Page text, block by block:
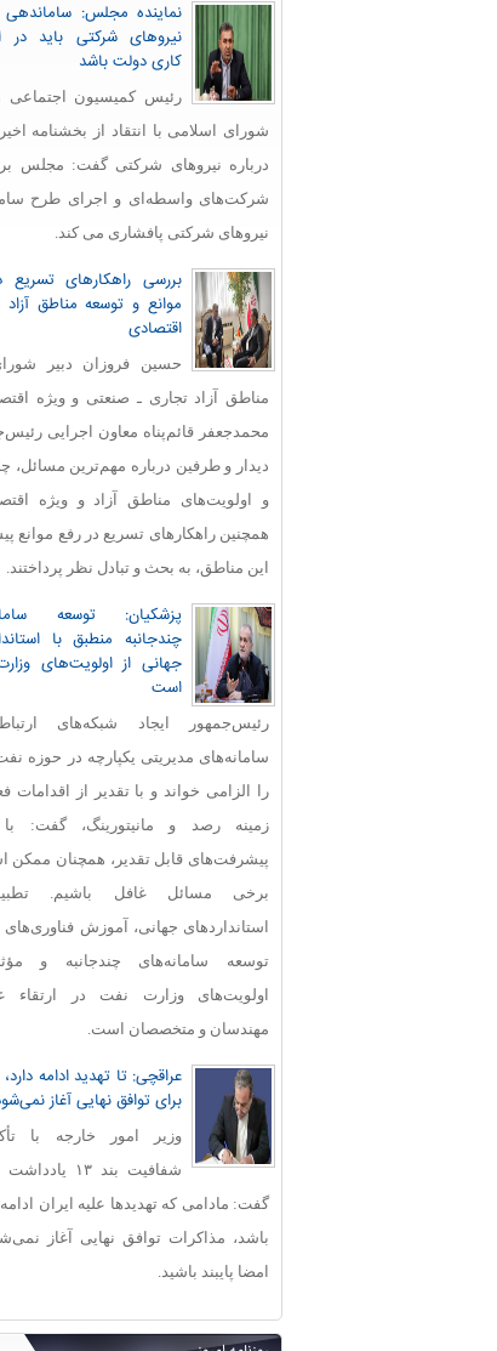
نماینده مجلس: ساماندهی
نیروهای شرکتی باید در
کاری دولت باشد
رئیس کمیسیون
شورای اسلامی با انتقاد از بخشنامه
درباره نیروهای شرکتی گفت: مجلس
شرکت‌های واسطه‌ای و اجرای طرح
نیروهای شرکتی پافشاری می کند.
بررسی راهکارهای تسریع
موانع و توسعه مناطق آزاد
اقتصادی
حسین فروزان دبیر
مناطق آزاد تجاری ـ صنعتی و ویژه
محمدجعفر قائم‌پناه معاون اجرایی
دیدار و طرفین درباره مهم‌ترین مسائل،
و اولویت‌های مناطق آزاد و ویژه
همچنین راهکارهای تسریع در رفع موانع
این مناطق، به بحث و تبادل نظر پرداختند.
پزشکیان: توسعه
چندجانبه منطبق با
جهانی از اولویت‌های
است
رئیس‌جمهور ایجاد شبکه‌های
سامانه‌های مدیریتی یکپارچه در حوزه
را الزامی خواند و با تقدیر از اقدامات
زمینه رصد و مانیتورینگ، گفت:
پیشرفت‌های قابل‌ تقدیر، همچنان ممکن
برخی مسائل غافل باشیم.
استانداردهای جهانی، آموزش فناوری‌های
توسعه سامانه‌های چندجانبه و
اولویت‌های وزارت نفت در ارتقاء
مهندسان و متخصصان است.
عراقچی: تا تهدید ادامه
برای توافق نهایی آغاز
وزیر امور خارجه با
شفافیت بند ۱۳
گفت: مادامی که تهدیدها علیه ایران
باشد، مذاکرات توافق نهایی آغاز
امضا پایبند باشید.